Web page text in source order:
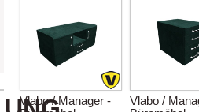
Vlabo / Manager -
Vlabo /